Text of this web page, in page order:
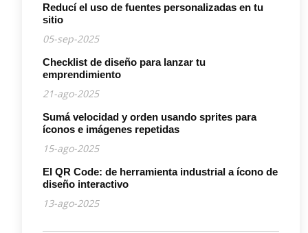
Reducí el uso de fuentes personalizadas en tu
sitio
05-sep-2025
Checklist de diseño para lanzar tu
emprendimiento
21-ago-2025
Sumá velocidad y orden usando sprites para
íconos e imágenes repetidas
15-ago-2025
El QR Code: de herramienta industrial a ícono de
diseño interactivo
13-ago-2025